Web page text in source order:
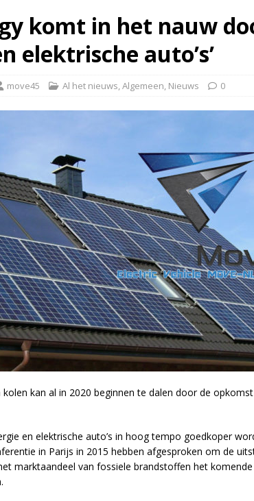
komt in het nauw
elektrische auto’s’
move45 Al het nieuws,Algemeen, Nieuws 0
kan al in 2020 beginnen te dalen door de
en elektrische auto’s in hoog tempo goedkoper
in Parijs in 2015 hebben afgesproken om de
marktaandeel van fossiele brandstoffen het